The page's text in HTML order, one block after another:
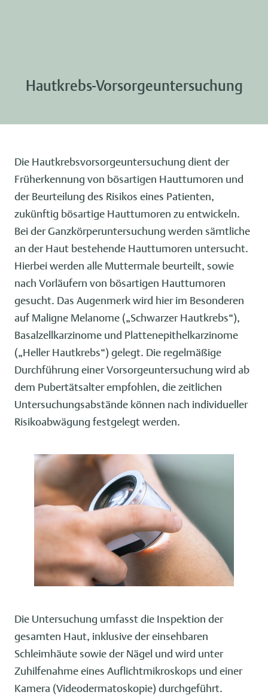
Hautkrebs-Vorsorgeuntersuchung
Die Hautkrebsvorsorgeuntersuchung dient der
Früherkennung von bösartigen Hauttumoren und
der Beurteilung des Risikos eines Patienten,
zukünftig bösartige Hauttumoren zu entwickeln.
Bei der Ganzkörperuntersuchung werden sämtliche
an der Haut bestehende Hauttumoren untersucht.
Hierbei werden alle Muttermale beurteilt, sowie
nach Vorläufern von bösartigen Hauttumoren
gesucht. Das Augenmerk wird hier im Besonderen
auf Maligne Melanome („Schwarzer Hautkrebs“),
Basalzellkarzinome und Plattenepithelkarzinome
(„Heller Hautkrebs“) gelegt. Die regelmäßige
Durchführung einer Vorsorgeuntersuchung wird ab
dem Pubertätsalter empfohlen, die zeitlichen
Untersuchungsabstände können nach individueller
Risikoabwägung festgelegt werden.
Die Untersuchung umfasst die Inspektion der
gesamten Haut, inklusive der einsehbaren
Schleimhäute sowie der Nägel und wird unter
Zuhilfenahme eines Auflichtmikroskops und einer
Kamera (Videodermatoskopie) durchgeführt.